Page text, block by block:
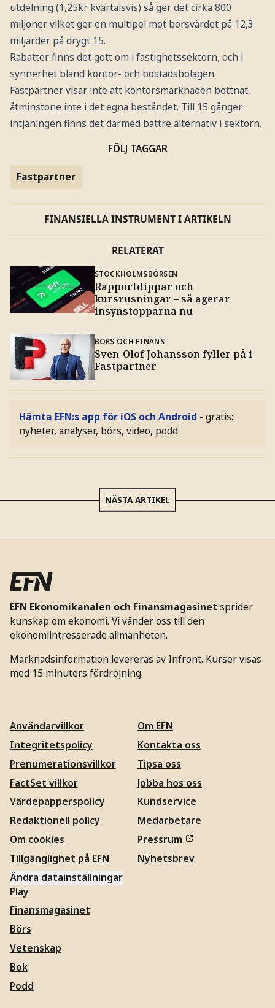
utdelning (1,25kr kvartalsvis) så ger det cirka 800
miljoner vilket ger en multipel mot börsvärdet på 12,3
miljarder på drygt 15.
Rabatter finns det gott om i fastighetssektorn, och i
synnerhet bland kontor- och bostadsbolagen.
Fastpartner visar inte att kontorsmarknaden bottnat,
åtminstone inte i det egna beståndet. Till 15 gånger
intjäningen finns det därmed bättre alternativ i sektorn.
FÖLJ TAGGAR
Fastpartner
FINANSIELLA INSTRUMENT I ARTIKELN
RELATERAT
STOCKHOLMSBÖRSEN
Rapportdippar och
kursrusningar – så agerar
insynstopparna nu
BÖRS OCH FINANS
Sven-Olof Johansson fyller på i
Fastpartner
Hämta EFN:s app för iOS och Android - gratis:
nyheter, analyser, börs, video, podd
NÄSTA ARTIKEL
EFN Ekonomikanalen och Finansmagasinet sprider
kunskap om ekonomi. Vi vänder oss till den
ekonomiintresserade allmänheten.
Marknadsinformation levereras av Infront. Kurser visas
med 15 minuters fördröjning.
Användarvillkor
Integritetspolicy
Prenumerationsvillkor
FactSet villkor
Värdepapperspolicy
Redaktionell policy
Om cookies
Tillgänglighet på EFN
Ändra datainställningar
Om EFN
Kontakta oss
Tipsa oss
Jobba hos oss
Kundservice
Medarbetare
Pressrum
Nyhetsbrev
Play
Finansmagasinet
Börs
Vetenskap
Bok
Podd